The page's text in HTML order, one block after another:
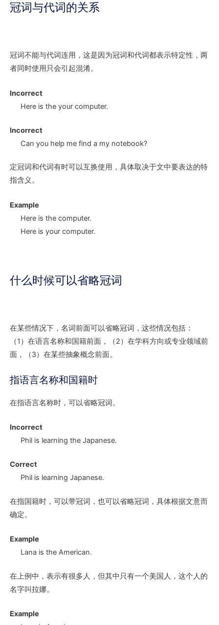
冠词与代词的关系
冠词不能与代词连用，这是因为冠词和代词都表示特定性，两
者同时使用只会引起混淆。
Incorrect
Here is the yourcomputer.
Incorrect
Can you help me find a mynotebook?
定冠词和代词有时可以互换使用，具体取决于文中要表达的特
指含义。
Example
Here is the computer.
Here is your computer.
什么时候可以省略冠词
在某些情况下，名词前面可以省略冠词，这些情况包括：
（1）在语言名称和国籍前面，（2）在学科方向或专业领域前
面，（3）在某些抽象概念前面。
指语言名称和国籍时
在指语言名称时，可以省略冠词。
Incorrect
Phil is learning the Japanese.
Correct
Phil is learning Japanese.
在指国籍时，可以带冠词，也可以省略冠词，具体根据文意而
确定。
Example
Lana is the American.
在上例中，表示有很多人，但其中只有一个美国人，这个人的
名字叫拉娜。
Example